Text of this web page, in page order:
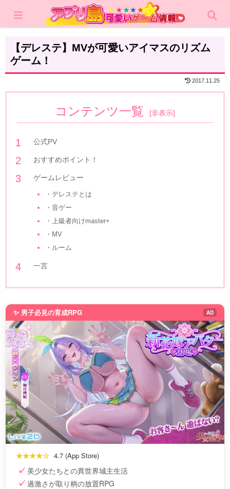
レビュー リズムゲーム
【デレステ】MVが可愛いアイマスのリズム
ゲーム！
2017.11.25
コンテンツ一覧 [非表示]
公式PV
おすすめポイント！
ゲームレビュー
・デレステとは
・音ゲー
・上級者向けmaster+
・MV
・ルーム
一言
✨ 男子必見の育成RPG AD
★★★★☆ 4.7 (App Store)
美少女たちとの異世界城主生活
過激さが取り柄の放置RPG